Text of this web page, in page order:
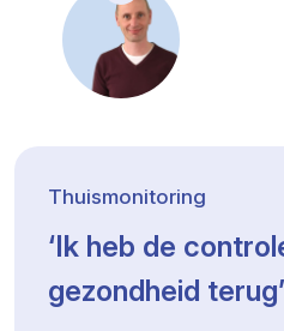
Thuismonitoring
‘Ik heb de
gezondheid terug’